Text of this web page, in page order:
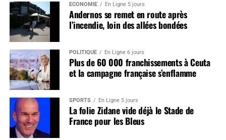
ÉCONOMIE En Ligne 5 jours
Andernos se remet en route après
l’incendie, loin des allées bondées
POLITIQUE En Ligne 6 jours
Plus de 60 000 franchissements à Ceuta
et la campagne française s’enflamme
SPORTS En Ligne 5 jours
La folie Zidane vide déjà le Stade de
France pour les Bleus